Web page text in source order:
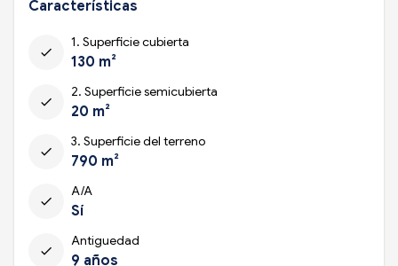
Características
check
1. Superficie cubierta
130 m²
check
2. Superficie semicubierta
20 m²
check
3. Superficie del terreno
790 m²
check
A/A
Sí
check
Antiguedad
9 años